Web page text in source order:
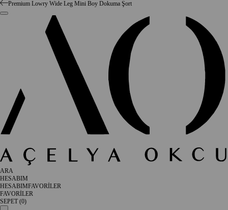
Premium Lowry Wide Leg Mini Boy Dokuma Şort
ARA
HESABIM
HESABIMFAVORİLER
FAVORİLER
SEPET (0)